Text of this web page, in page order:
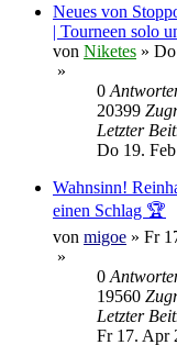
Neues von
| Tourneen solo
von Niketes »
»
0
20399
Letzter
Do 19.
Wahnsinn!
einen Schlag 🏆
von migoe » Fr
»
0
19560
Letzter
Fr 17. Apr